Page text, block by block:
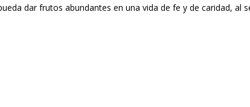
dar frutos abundantes en una vida de fe y de caridad, al